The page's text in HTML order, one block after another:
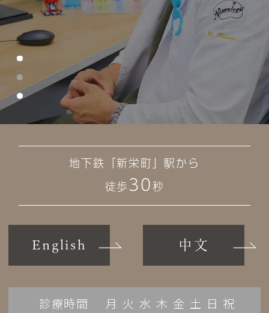
診療時間 月 火 水 木 金 土 日 祝
地下鉄「新栄町」駅から
徒歩30秒
English 中文